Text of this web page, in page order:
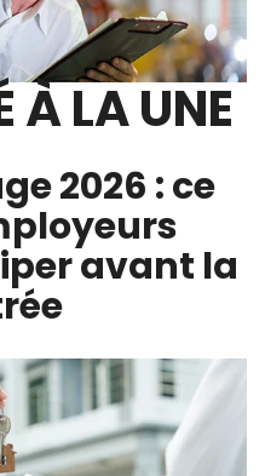
À LA UNE
2026 : ce
avant la